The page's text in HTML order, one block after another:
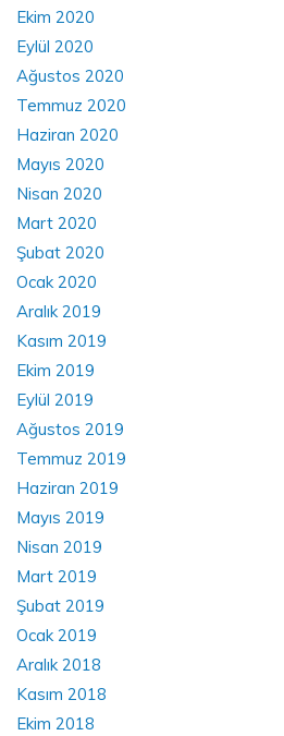
Ekim 2020
Eylül 2020
Ağustos 2020
Temmuz 2020
Haziran 2020
Mayıs 2020
Nisan 2020
Mart 2020
Şubat 2020
Ocak 2020
Aralık 2019
Kasım 2019
Ekim 2019
Eylül 2019
Ağustos 2019
Temmuz 2019
Haziran 2019
Mayıs 2019
Nisan 2019
Mart 2019
Şubat 2019
Ocak 2019
Aralık 2018
Kasım 2018
Ekim 2018